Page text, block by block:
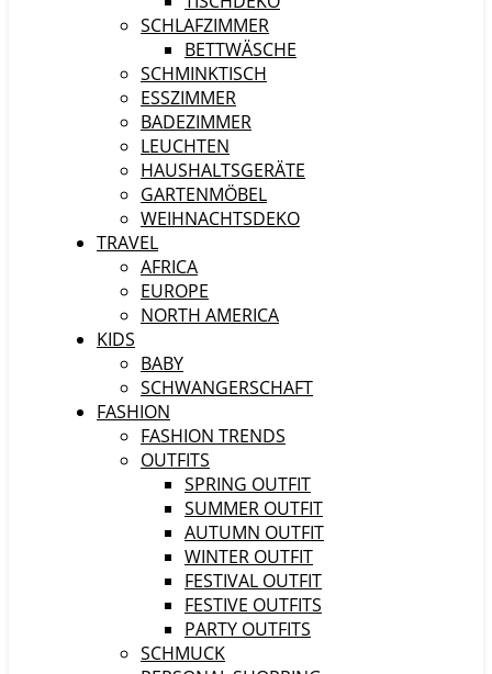
SCHLAFZIMMER
BETTWÄSCHE
SCHMINKTISCH
ESSZIMMER
BADEZIMMER
LEUCHTEN
HAUSHALTSGERÄTE
GARTENMÖBEL
WEIHNACHTSDEKO
TRAVEL
AFRICA
EUROPE
NORTH AMERICA
KIDS
BABY
SCHWANGERSCHAFT
FASHION
FASHION TRENDS
OUTFITS
SPRING OUTFIT
SUMMER OUTFIT
AUTUMN OUTFIT
WINTER OUTFIT
FESTIVAL OUTFIT
FESTIVE OUTFITS
PARTY OUTFITS
SCHMUCK